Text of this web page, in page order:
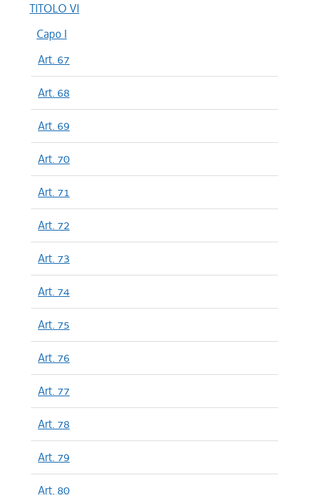
TITOLO VI
Capo I
Art. 67
Art. 68
Art. 69
Art. 70
Art. 71
Art. 72
Art. 73
Art. 74
Art. 75
Art. 76
Art. 77
Art. 78
Art. 79
Art. 80